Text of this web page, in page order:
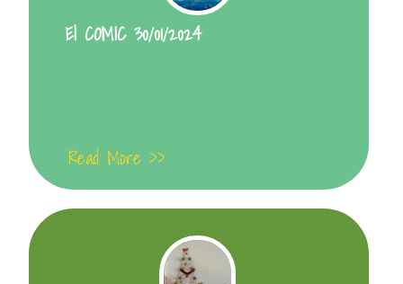
El COMIC 30/01/2024
Read More >>